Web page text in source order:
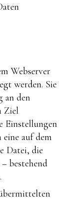
Webserver
werden. Sie
an den
Ziel
Einstellungen
eine auf dem
Datei, die
bestehend